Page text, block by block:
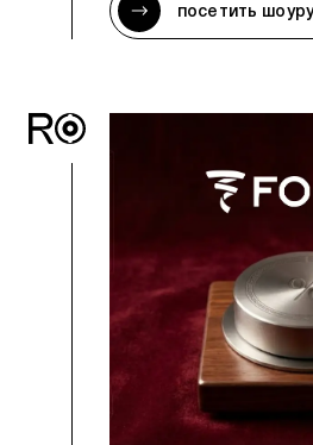
посетить